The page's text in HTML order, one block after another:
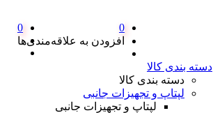
0
افزودن به علاقه‌مندی‌ها
0
دسته بندی کالا
دسته بندی کالا
لپتاپ و تجهیزات جانبی
لپتاپ و تجهیزات جانبی